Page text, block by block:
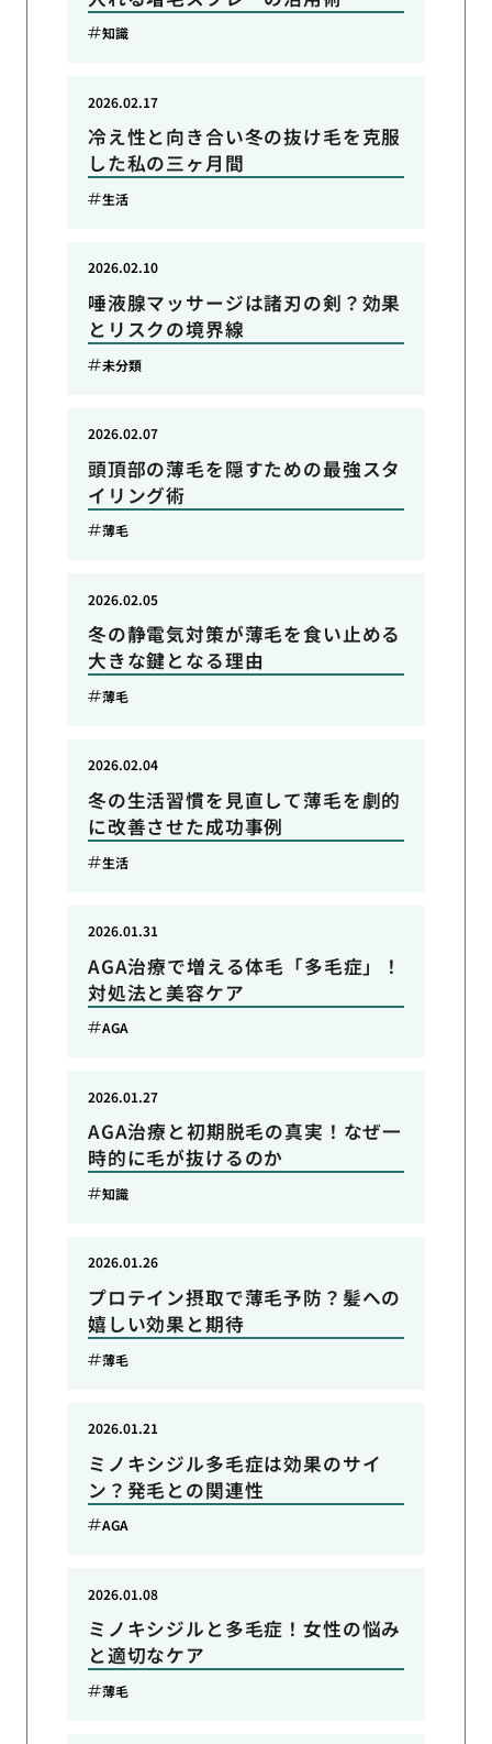
知識
冷え性と向き合い冬の抜け毛を克服
した私の三ヶ月間
2026.02.17
生活
唾液腺マッサージは諸刃の剣？効果
とリスクの境界線
2026.02.10
未分類
頭頂部の薄毛を隠すための最強スタ
イリング術
2026.02.07
薄毛
冬の静電気対策が薄毛を食い止める
大きな鍵となる理由
2026.02.05
薄毛
冬の生活習慣を見直して薄毛を劇的
に改善させた成功事例
2026.02.04
生活
AGA治療で増える体毛「多毛症」！
対処法と美容ケア
2026.01.31
AGA
AGA治療と初期脱毛の真実！なぜ一
時的に毛が抜けるのか
2026.01.27
知識
プロテイン摂取で薄毛予防？髪への
嬉しい効果と期待
2026.01.26
薄毛
ミノキシジル多毛症は効果のサイ
ン？発毛との関連性
2026.01.21
AGA
ミノキシジルと多毛症！女性の悩み
と適切なケア
2026.01.08
薄毛